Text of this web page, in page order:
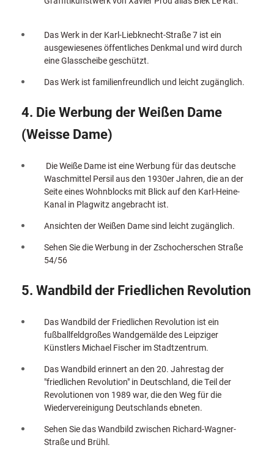
Das Werk in der Karl-Liebknecht-Straße 7 ist ein
ausgewiesenes öffentliches Denkmal und wird durch
eine Glasscheibe geschützt.
Das Werk ist familienfreundlich und leicht zugänglich.
4. Die Werbung der Weißen Dame
(Weisse Dame)
Die Weiße Dame ist eine Werbung für das deutsche
Waschmittel Persil aus den 1930er Jahren, die an der
Seite eines Wohnblocks mit Blick auf den Karl-Heine-
Kanal in Plagwitz angebracht ist.
Ansichten der Weißen Dame sind leicht zugänglich.
Sehen Sie die Werbung in der Zschocherschen Straße
54/56
5. Wandbild der Friedlichen Revolution
Das Wandbild der Friedlichen Revolution ist ein
fußballfeldgroßes Wandgemälde des Leipziger
Künstlers Michael Fischer im Stadtzentrum.
Das Wandbild erinnert an den 20. Jahrestag der
"friedlichen Revolution" in Deutschland, die Teil der
Revolutionen von 1989 war, die den Weg für die
Wiedervereinigung Deutschlands ebneten.
Sehen Sie das Wandbild zwischen Richard-Wagner-
Straße und Brühl.